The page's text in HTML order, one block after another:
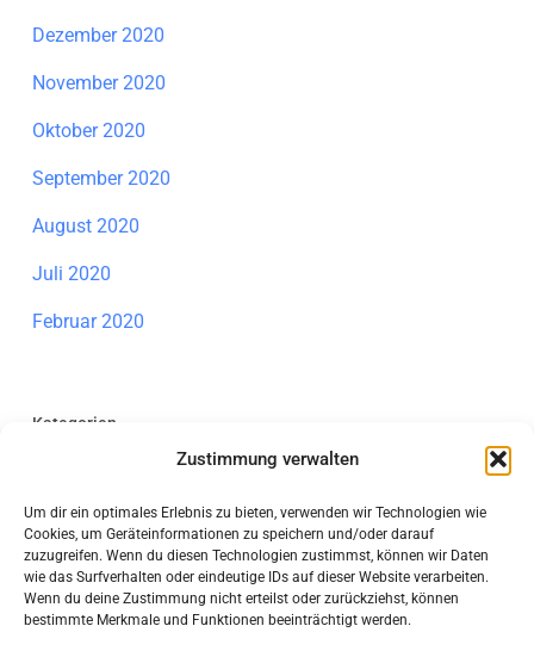
Zustimmung verwalten
Um dir ein optimales Erlebnis zu bieten, verwenden wir Technologien wie
Cookies, um Geräteinformationen zu speichern und/oder darauf
zuzugreifen. Wenn du diesen Technologien zustimmst, können wir Daten
wie das Surfverhalten oder eindeutige IDs auf dieser Website verarbeiten.
Wenn du deine Zustimmung nicht erteilst oder zurückziehst, können
bestimmte Merkmale und Funktionen beeinträchtigt werden.
Dezember 2020
November 2020
Oktober 2020
September 2020
August 2020
Juli 2020
Februar 2020
Kategorien
Individuelle Förderung Mathematik
Information